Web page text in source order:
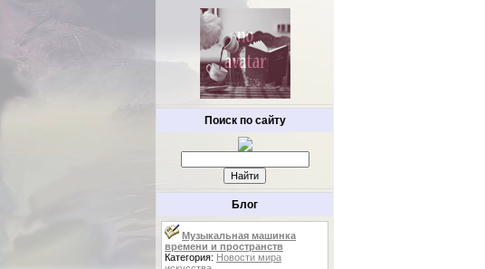
Поиск по сайту
Блог
Музыкальная машинка
времени и пространств
Категория: Новости мира